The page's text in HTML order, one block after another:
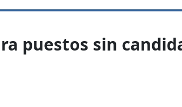
puestos sin